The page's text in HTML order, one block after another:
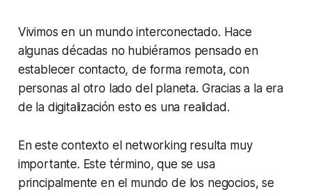
Vivimos en un mundo interconectado. Hace
algunas décadas no hubiéramos pensado en
establecer contacto, de forma remota, con
personas al otro lado del planeta. Gracias a la era
de la digitalización esto es una realidad.
En este contexto el networking resulta muy
importante. Este término, que se usa
principalmente en el mundo de los negocios, se